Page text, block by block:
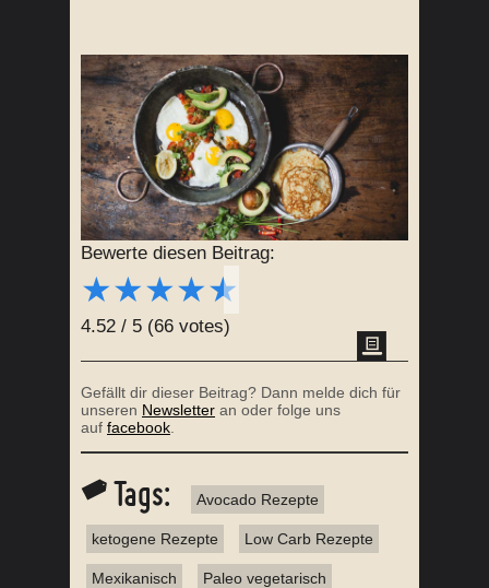
Bewerte diesen Beitrag:
★★★★★
4.52 / 5 (66 votes)
Gefällt dir dieser Beitrag? Dann melde dich für
unseren Newsletter an oder folge uns
auf facebook
Tags: Avocado Rezepte
ketogene Rezepte Low Carb Rezepte
Mexikanisch Paleo vegetarisch